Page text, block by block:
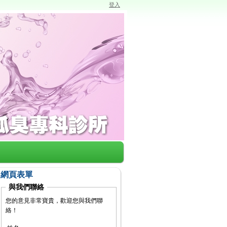
登入
網頁表單
與我們聯絡
您的意見非常寶貴，歡迎您與我們聯
絡！